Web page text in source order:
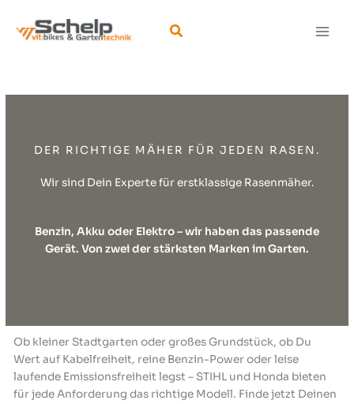
Inhalt
springen
Suchen
DER RICHTIGE MÄHER FÜR JEDEN RASEN.
Wir sind Dein Experte für erstklassige Rasenmäher.
Benzin, Akku oder Elektro – wir haben das passende
Gerät. Von zwei der stärksten Marken im Garten.
Ob kleiner Stadtgarten oder großes Grundstück, ob Du
Wert auf Kabelfreiheit, reine Benzin-Power oder leise
laufende Emissionsfreiheit legst – STIHL und Honda bieten
für jede Anforderung das richtige Modell. Finde jetzt Deinen